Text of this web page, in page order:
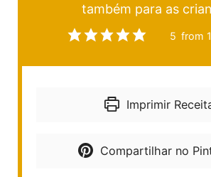
também para as
5 from
Imprimir
Compartilhar no